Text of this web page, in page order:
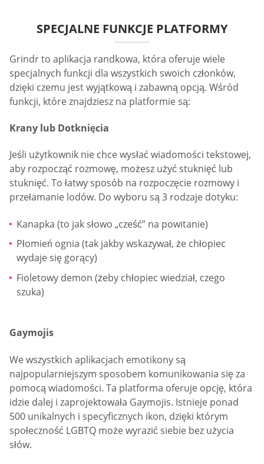
SPECJALNE FUNKCJE PLATFORMY
Grindr to aplikacja randkowa, która oferuje wiele
specjalnych funkcji dla wszystkich swoich członków,
dzięki czemu jest wyjątkową i zabawną opcją. Wśród
funkcji, które znajdziesz na platformie są:
Krany lub Dotknięcia
Jeśli użytkownik nie chce wysłać wiadomości tekstowej,
aby rozpocząć rozmowę, możesz użyć stuknięć lub
stuknięć. To łatwy sposób na rozpoczęcie rozmowy i
przełamanie lodów. Do wyboru są 3 rodzaje dotyku:
Kanapka (to jak słowo „cześć” na powitanie)
Płomień ognia (tak jakby wskazywał, że chłopiec
wydaje się gorący)
Fioletowy demon (żeby chłopiec wiedział, czego
szuka)
Gaymojis
We wszystkich aplikacjach emotikony są
najpopularniejszym sposobem komunikowania się za
pomocą wiadomości. Ta platforma oferuje opcję, która
idzie dalej i zaprojektowała Gaymojis. Istnieje ponad
500 unikalnych i specyficznych ikon, dzięki którym
społeczność LGBTQ może wyrazić siebie bez użycia
słów.